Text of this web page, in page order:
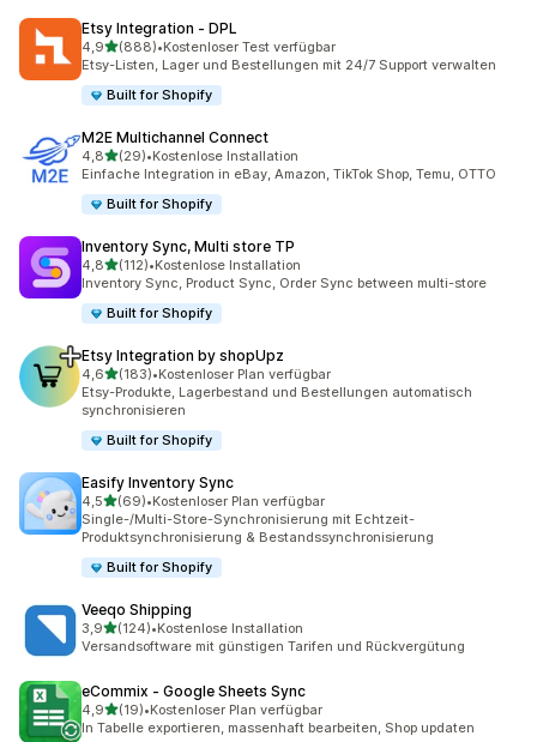
Etsy Integration ‑ DPL
4,9von 5 Sternen
(888)
888 Rezensionen insgesamt
•Kostenloser Test verfügbar
Etsy-Listen, Lager und Bestellungen mit 24/7 Support verwalten
Built for Shopify
M2E Multichannel Connect
4,8von 5 Sternen
(29)
29 Rezensionen insgesamt
•Kostenlose Installation
Einfache Integration in eBay, Amazon, TikTok Shop, Temu, OTTO
Built for Shopify
Inventory Sync, Multi store TP
4,8von 5 Sternen
(112)
112 Rezensionen insgesamt
•Kostenlose Installation
Inventory Sync, Product Sync, Order Sync between multi-store
Built for Shopify
Etsy Integration by shopUpz
4,6von 5 Sternen
(183)
183 Rezensionen insgesamt
•Kostenloser Plan verfügbar
Etsy-Produkte, Lagerbestand und Bestellungen automatisch
synchronisieren
Built for Shopify
Easify Inventory Sync
4,5von 5 Sternen
(69)
69 Rezensionen insgesamt
•Kostenloser Plan verfügbar
Single-/Multi-Store-Synchronisierung mit Echtzeit-
Produktsynchronisierung & Bestandssynchronisierung
Built for Shopify
Veeqo Shipping
3,9von 5 Sternen
(124)
124 Rezensionen insgesamt
•Kostenlose Installation
Versandsoftware mit günstigen Tarifen und Rückvergütung
eCommix ‑ Google Sheets Sync
4,9von 5 Sternen
(19)
19 Rezensionen insgesamt
•Kostenloser Plan verfügbar
In Tabelle exportieren, massenhaft bearbeiten, Shop updaten